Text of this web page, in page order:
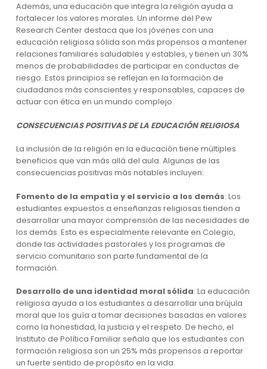
Además, una educación que integra la religión ayuda a
fortalecer los valores morales. Un informe del Pew
Research Center destaca que los jóvenes con una
educación religiosa sólida son más propensos a mantener
relaciones familiares saludables y estables, y tienen un 30%
menos de probabilidades de participar en conductas de
riesgo. Estos principios se reflejan en la formación de
ciudadanos más conscientes y responsables, capaces de
actuar con ética en un mundo complejo.
CONSECUENCIAS POSITIVAS DE LA EDUCACIÓN RELIGIOSA
La inclusión de la religión en la educación tiene múltiples
beneficios que van más allá del aula. Algunas de las
consecuencias positivas más notables incluyen:
Fomento de la empatía y el servicio a los demás: Los
estudiantes expuestos a enseñanzas religiosas tienden a
desarrollar una mayor comprensión de las necesidades de
los demás. Esto es especialmente relevante en Colegio,
donde las actividades pastorales y los programas de
servicio comunitario son parte fundamental de la
formación.
Desarrollo de una identidad moral sólida: La educación
religiosa ayuda a los estudiantes a desarrollar una brújula
moral que los guía a tomar decisiones basadas en valores
como la honestidad, la justicia y el respeto. De hecho, el
Instituto de Política Familiar señala que los estudiantes con
formación religiosa son un 25% más propensos a reportar
un fuerte sentido de propósito en la vida.